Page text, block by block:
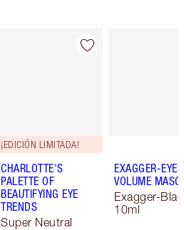
¡EDICIÓN LIMITADA!
CHARLOTTE'S
PALETTE OF
BEAUTIFYING EYE
TRENDS
Super Neutral
EXAGGER-EYES
VOLUME
Exagger-
10ml